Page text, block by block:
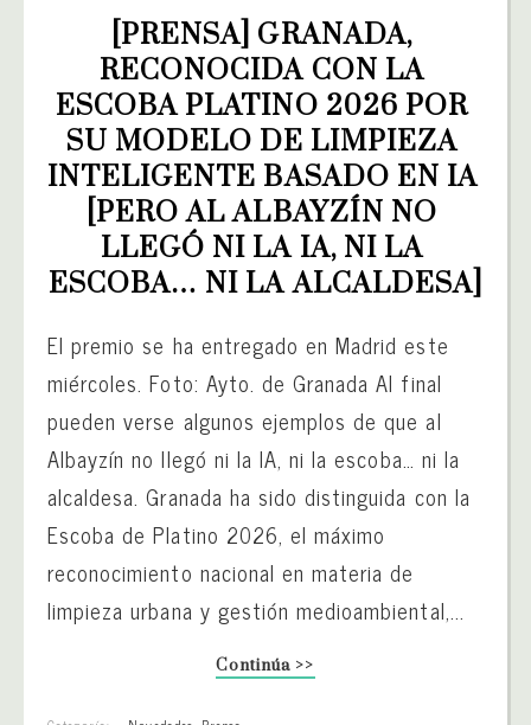
[PRENSA] GRANADA,
RECONOCIDA CON LA
ESCOBA PLATINO 2026 POR
SU MODELO DE LIMPIEZA
INTELIGENTE BASADO EN IA
[PERO AL ALBAYZÍN NO
LLEGÓ NI LA IA, NI LA
ESCOBA… NI LA ALCALDESA]
El premio se ha entregado en Madrid este
miércoles. Foto: Ayto. de Granada Al final
pueden verse algunos ejemplos de que al
Albayzín no llegó ni la IA, ni la escoba… ni la
alcaldesa. Granada ha sido distinguida con la
Escoba de Platino 2026, el máximo
reconocimiento nacional en materia de
limpieza urbana y gestión medioambiental,...
Continúa >>